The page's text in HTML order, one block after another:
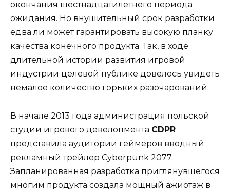
окончания шестнадцатилетнего периода
ожидания. Но внушительный срок разработки
едва ли может гарантировать высокую планку
качества конечного продукта. Так, в ходе
длительной истории развития игровой
индустрии целевой публике довелось увидеть
немалое количество горьких разочарований.
В начале 2013 года администрация польской
студии игрового девелопмента CDPR
представила аудитории геймеров вводный
рекламный трейлер Cyberpunk 2077.
Запланированная разработка приглянувшегося
многим продукта создала мощный ажиотаж в